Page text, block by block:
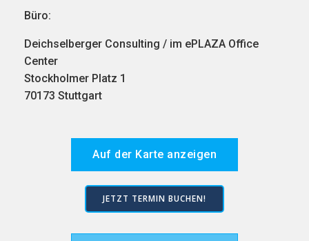
Büro:
Deichselberger Consulting / im ePLAZA Office
Center
Stockholmer Platz 1
70173 Stuttgart
Auf der Karte anzeigen
JETZT TERMIN BUCHEN!